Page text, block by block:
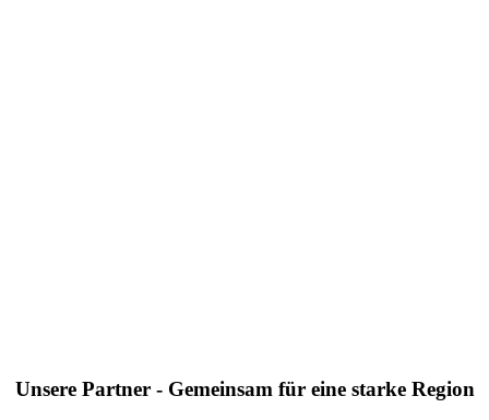
Unsere Partner - Gemeinsam für eine starke Region